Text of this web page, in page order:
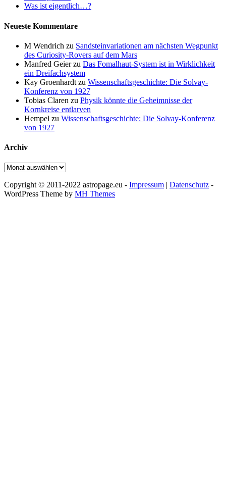
Was ist eigentlich…?
Neueste Kommentare
M Wendrich zu Sandsteinvariationen am nächsten Wegpunkt
des Curiosity-Rovers auf dem Mars
Manfred Geierzu Das Fomalhaut-System ist in Wirklichkeit
ein Dreifachsystem
Kay Groenhardt zu Wissenschaftsgeschichte: Die Solvay-
Konferenz von 1927
Tobias Claren zu Physik könnte die Geheimnisse der
Kornkreise entlarven
Hempel zu Wissenschaftsgeschichte: Die Solvay-Konferenz
von 1927
Archiv
Archiv
Copyright © 2011-2022 astropage.eu - Impressum | Datenschutz -
WordPress Theme by MH Themes